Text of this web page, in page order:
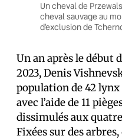
Un cheval de
cheval sauvage au
d’exclusion de
Un an après le début
2023, Denis
population de 42 lynx
avec l’aide de 11
dissimulés aux
Fixées sur des